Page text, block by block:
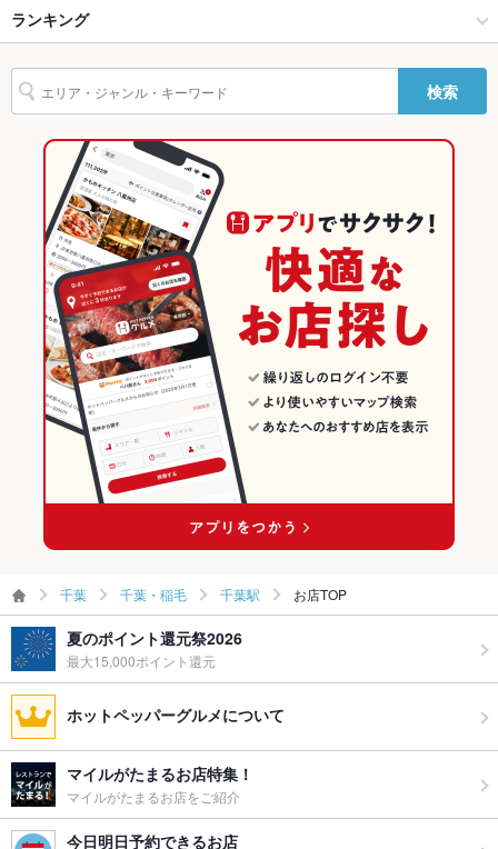
設備
Wi-Fi あり
バリアフリ
なし ：お手伝いが必要な際はお気軽にご連絡ください。お困り
の際はスタッフまでお気軽にお申し付けください。
駐車場 なし ：近隣の駐車場をご利用下さい。
その他設備 不明点等、お気軽に店舗へご相談ください。
その他
飲み放題 あり ：豊富な種類をご用意しております。
食べ放題
あり ：食べ放題を行っております。女性は無料。男性は料金に
含まれております。
カクテル充実、焼酎充実、日本酒充実、ワイン充実
お子様連れ
お子様連れ不可 ：申し訳ございません。お子様連れはご遠慮い
ただいております。
ー二次会
備考
女性の客様 食べ飲み放題無料！男性のお客様 食べ飲み放題
10分 550円（週末別料金)
千葉・稲毛 × 創作
千葉中央駅 × 居酒屋
千葉中央駅 × 創作
千葉駅 × 創作
千葉
千葉 × 居酒屋
千葉 × 創作
葭川公園駅
たこ焼き
ランキング
千葉のグルメランキング
千葉の居酒屋ランキング
千葉・稲毛のグルメランキング
千葉・稲毛の居酒屋ランキング
千葉駅のグルメランキング
千葉駅の居酒屋ランキング
検索
千葉 千葉・稲毛 千葉駅 お店TOP
夏のポイント還元祭2026
最大15,000ポイント還元
ホットペッパーグルメについて
マイルがたまるお店特集！
マイルがたまるお店をご紹介
今日明日予約できるお店